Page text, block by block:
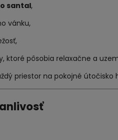
santal,
vánku,
ktoré pôsobia relaxačne a
priestor na pokojné útočisko